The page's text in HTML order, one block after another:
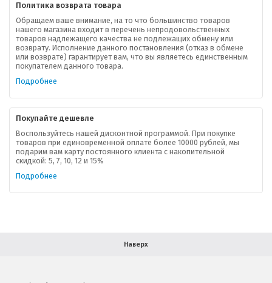
Политика возврата товара
Обращаем ваше внимание, на то что большинство товаров
нашего магазина входит в перечень непродовольственных
товаров надлежащего качества не подлежащих обмену или
возврату. Исполнение данного постановления (отказ в обмене
или возврате) гарантирует вам, что вы являетесь единственным
покупателем данного товара.
Подробнее
Покупайте дешевле
Воспользуйтесь нашей дисконтной программой. При покупке
товаров при единовременной оплате более 10000 рублей, мы
подарим вам карту постоянного клиента с накопительной
скидкой: 5, 7, 10, 12 и 15%
Подробнее
Наверх
О компании
Ваша скидка
Контактная информация
В помощь покупателю
Форма обратной связи